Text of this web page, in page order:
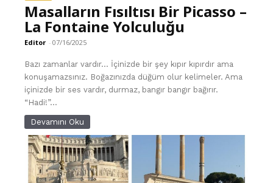
Masalların Fısıltısı Bir Picasso –
La Fontaine Yolculuğu
Editor - 07/16/2025
Bazı zamanlar vardır… İçinizde bir şey kıpır kıpırdır ama
konuşamazsınız. Boğazınızda düğüm olur kelimeler. Ama
içinizde bir ses vardır, durmaz, bangır bangır bağırır.
“Hadi!”...
Devamını Oku